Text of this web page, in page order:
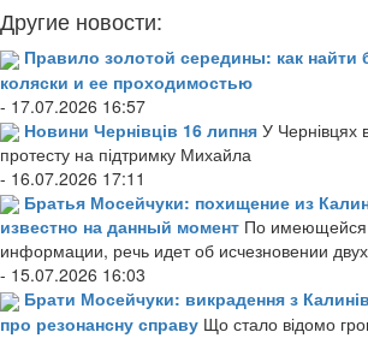
Другие новости:
Правило золотой середины: как найти
коляски и ее проходимостью
- 17.07.2026 16:57
Новини Чернівців 16 липня У Чернівцях
протесту на підтримку Михайла
- 16.07.2026 17:11
Братья Мосейчуки: похищение из
известно на данный момент По
информации, речь идет об исчезновении
- 15.07.2026 16:03
Брати Мосейчуки: викрадення з
про резонансну справу Що стало відомо